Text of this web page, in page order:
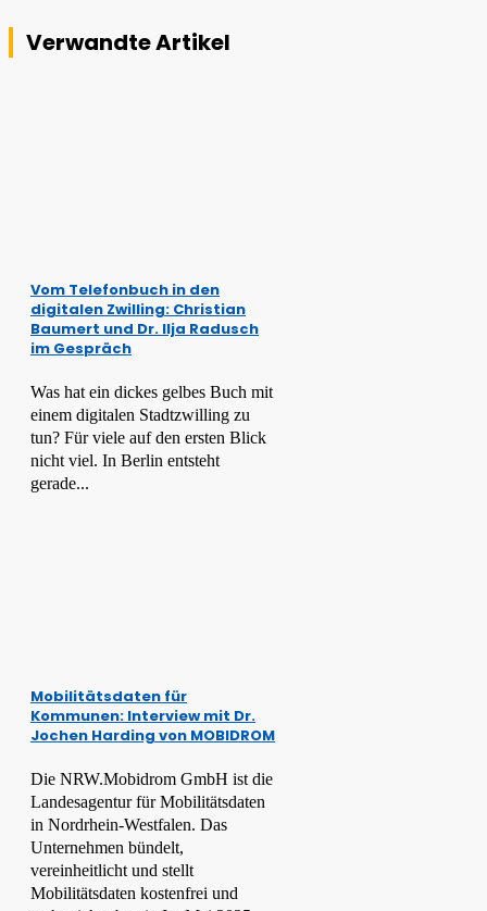
Verwandte Artikel
Vom Telefonbuch in den
digitalen Zwilling: Christian
Baumert und Dr. Ilja Radusch
im Gespräch
Was hat ein dickes gelbes Buch mit
einem digitalen Stadtzwilling zu
tun? Für viele auf den ersten Blick
nicht viel. In Berlin entsteht
gerade...
Mobilitätsdaten für
Kommunen: Interview mit Dr.
Jochen Harding von MOBIDROM
Die NRW.Mobidrom GmbH ist die
Landesagentur für Mobilitätsdaten
in Nordrhein-Westfalen. Das
Unternehmen bündelt,
vereinheitlicht und stellt
Mobilitätsdaten kostenfrei und